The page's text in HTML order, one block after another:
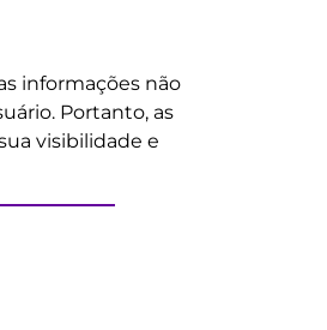
informações não
Portanto, as
visibilidade e